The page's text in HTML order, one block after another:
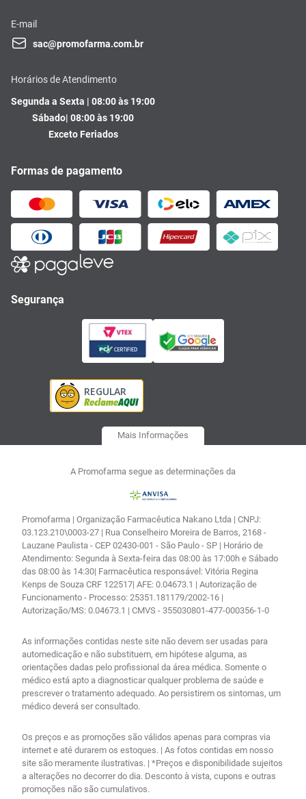
E-mail
sac@promofarma.com.br
Horários de Atendimento
Segunda a Sexta | 08:00 às 19:00
Sábado| 08:00 às 19:00
Exceto Feriados
Formas de pagamento
Segurança
Mais Informações
A Promofarma segue as determinações da
Promofarma | Organização Farmacêutica Nakano Ltda | CNPJ:
03.123.210\0003-27 | Rua Conselheiro Moreira de Barros, 2168 -
Lauzane Paulista - CEP 02430-001 - São Paulo - SP | Horário de
Atendimento: Segunda à Sexta-feira das 08:00 às 17:00h e Sábado
das 08:00 às 14:30| Farmacêutica responsável: Vitória Regina
Kenps de Souza CRF 122517| AFE: 0.04673.1 | Autorização de
Funcionamento - Processo: 25351.181179/2002-16 |
Autorização/MS: 0.04673.1 | CMVS - 355030801-477-000356-1-0
As informações contidas neste site não devem ser usadas para
automedicação e não substituem, em hipótese alguma, as
orientações dadas pelo profissional da área médica. Somente o
médico está apto a diagnosticar qualquer problema de saúde e
prescrever o tratamento adequado. Ao persistirem os sintomas, um
médico deverá ser consultado.
Os preços e as promoções são válidos apenas para compras via
internet e até durarem os estoques. | As fotos contidas em nosso
site são meramente ilustrativas. | *Preços e disponibilidade sujeitos
a alterações no decorrer do dia. Desconto à vista, cupons e outras
promoções não são cumulativos.